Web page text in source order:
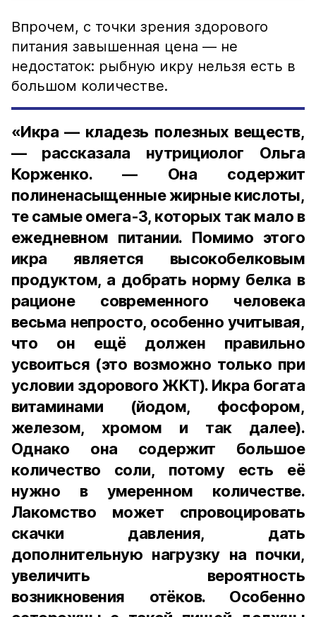
Впрочем, с точки зрения здорового
питания завышенная цена — не
недостаток: рыбную икру нельзя есть в
большом количестве.
«Икра — кладезь полезных веществ,
— рассказала нутрициолог Ольга
Корженко. — Она содержит
полиненасыщенные жирные кислоты,
те самые омега-3, которых так мало в
ежедневном питании. Помимо этого
икра является высокобелковым
продуктом, а добрать норму белка в
рационе современного человека
весьма непросто, особенно учитывая,
что он ещё должен правильно
усвоиться (это возможно только при
условии здорового ЖКТ). Икра богата
витаминами (йодом, фосфором,
железом, хромом и так далее).
Однако она содержит большое
количество соли, потому есть её
нужно в умеренном количестве.
Лакомство может спровоцировать
скачки давления, дать
дополнительную нагрузку на почки,
увеличить вероятность
возникновения отёков. Особенно